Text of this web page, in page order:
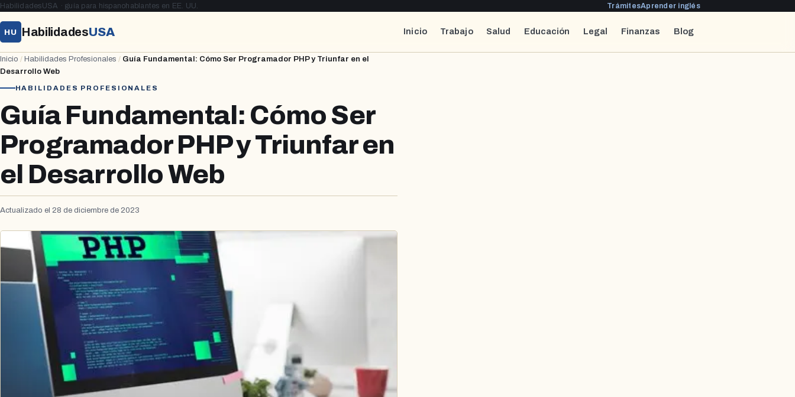
HabilidadesUSA · guía para hispanohablantes en EE. UU. TrámitesAprender inglés
HU HabilidadesUSA Inicio Trabajo Salud Educación Legal Finanzas Blog
Inicio / Habilidades Profesionales / Guía Fundamental: Cómo Ser Programador PHP y Triunfar en el
Desarrollo Web
HABILIDADES PROFESIONALES
Guía Fundamental: Cómo Ser
Programador PHP y Triunfar en
el Desarrollo Web
Actualizado el 28 de diciembre de 2023